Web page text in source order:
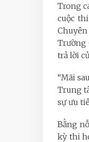
Trong
cuộc
Trường
trả lời
“Mãi
Trung
sự ưu
Bằng
kỳ thi